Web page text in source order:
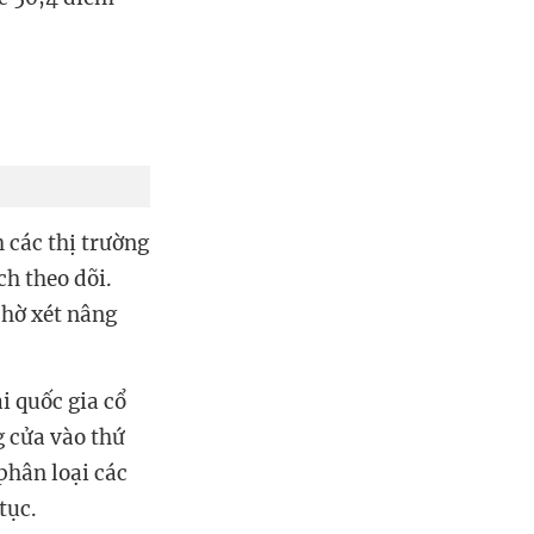
các thị trường
theo dõi.
xét nâng
quốc gia cổ
cửa vào thứ
loại các